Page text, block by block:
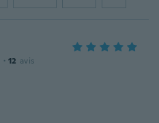
· 12 avis